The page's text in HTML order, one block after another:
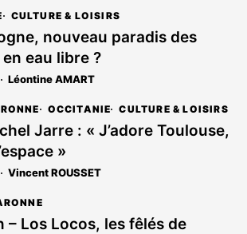
est
réservé
aux
abonnés
CULTURE & LOISIRS
nouveau paradis des
eau libre ?
Léontine AMART
OCCITANIE CULTURE & LOISIRS
Jarre : « J’adore Toulouse,
»
Vincent ROUSSET
– Los Locos, les fêlés de